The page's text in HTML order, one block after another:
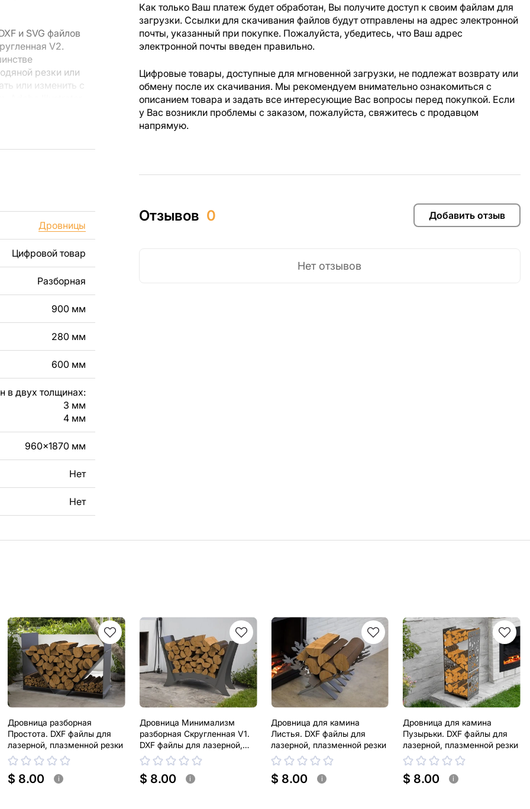
и SVG файлов
V2.
резки или
или изменить с
файлов.
созданы с
что
изображение,
дизайн изделия.
изделия из
с нами в
Дровницы
Цифровой товар
Разборная
900 мм
280 мм
600 мм
в двух толщинах:
3 мм
4 мм
960x1870 мм
Нет
Нет
Как только Ваш платеж будет обработан, Вы получите доступ к своим файлам для
загрузки. Ссылки для скачивания файлов будут отправлены на адрес электронной
почты, указанный при покупке. Пожалуйста, убедитесь, что Ваш адрес
электронной почты введен правильно.
Цифровые товары, доступные для мгновенной загрузки, не подлежат возврату или
обмену после их скачивания. Мы рекомендуем внимательно ознакомиться с
описанием товара и задать все интересующие Вас вопросы перед покупкой. Если
у Вас возникли проблемы с заказом, пожалуйста, свяжитесь с продавцом
напрямую.
Отзывов 0 Добавить отзыв
Нет отзывов
Дровница разборная
Простота. DXF файлы для
лазерной, плазменной резки
$ 8.00 i
Дровница Минимализм
разборная Скругленная V1.
DXF файлы для лазерной,
плазменной резки
$ 8.00 i
Дровница для камина
Листья. DXF файлы для
лазерной, плазменной резки
$ 8.00 i
Дровница для камина
Пузырьки. DXF файлы для
лазерной, плазменной резки
$ 8.00 i